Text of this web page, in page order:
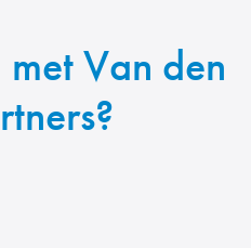
met Van den